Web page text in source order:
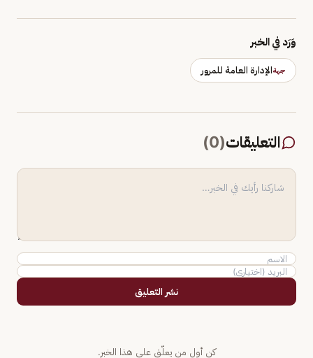
وَرَد في الخبر
جهةالإدارة العامة للمرور
التعليقات(
0
)
نشر التعليق
كن أول من يعلّق على هذا الخبر.